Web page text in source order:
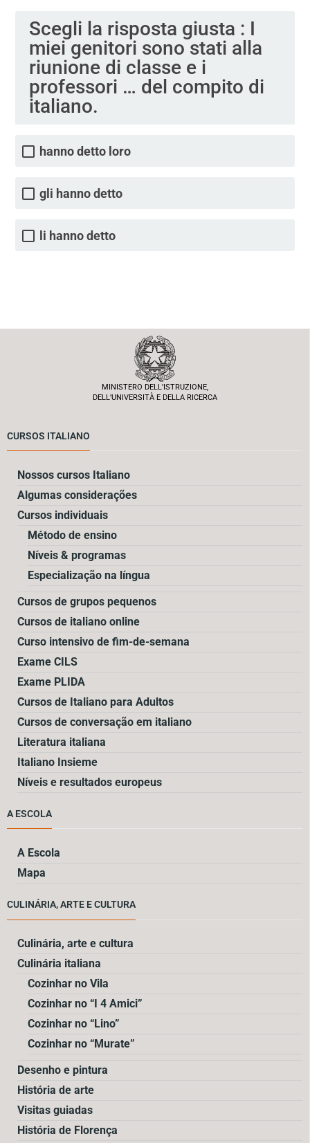
MINISTERO DELL’ISTRUZIONE,
DELL’UNIVERSITÀ E DELLA RICERCA
CURSOS ITALIANO
Nossos cursos Italiano
Algumas considerações
Cursos individuais
Método de ensino
Níveis & programas
Especialização na língua
Cursos de grupos pequenos
Cursos de italiano online
Curso intensivo de fim-de-semana
Exame CILS
Exame PLIDA
Cursos de Italiano para Adultos
Cursos de conversação em italiano
Literatura italiana
Italiano Insieme
Níveis e resultados europeus
A ESCOLA
A Escola
Mapa
CULINÁRIA, ARTE E CULTURA
Culinária, arte e cultura
Culinária italiana
Cozinhar no Vila
Cozinhar no “I 4 Amici”
Cozinhar no “Lino”
Cozinhar no “Murate”
Desenho e pintura
História de arte
Visitas guiadas
História de Florença
Scegli la risposta giusta : I
miei genitori sono stati alla
riunione di classe e i
professori … del compito di
italiano.
hanno detto loro
gli hanno detto
li hanno detto